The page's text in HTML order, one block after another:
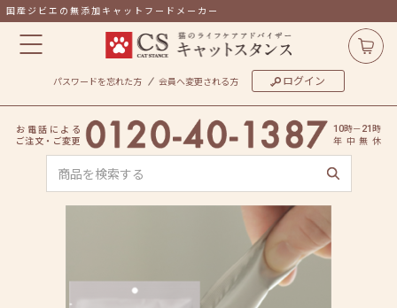
国産ジビエの無添加キャットフードメーカー
パスワードを忘れた方 会員へ変更される方 ログイン
お 電話 に よ る
ご注文 ・ ご変更
10時－21 時
年 中 無 休